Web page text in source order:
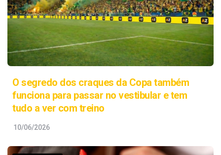
O segredo dos craques da Copa também
funciona para passar no vestibular e tem
tudo a ver com treino
10/06/2026